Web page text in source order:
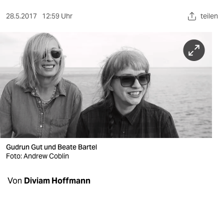
berlin
nord
wahrheit
verlag
verlag
veranstaltungen
shop
28.5.2017 12:59 Uhr teilen
Gudrun Gut und Beate Bartel
Foto: Andrew Coblin
Von Diviam Hoffmann